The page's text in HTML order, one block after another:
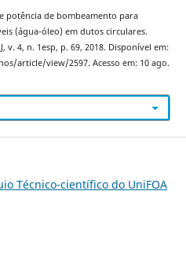
potência de bombeamento para
(água-óleo) em dutos circulares.
v. 4, n. 1esp, p. 69, 2018. Disponível em:
article/view/2597. Acesso em: 10 ago.
Técnico-científico do UniFOA